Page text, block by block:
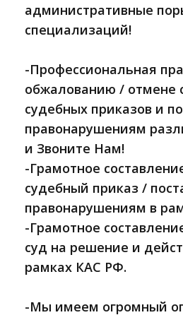
административные
специализаций!
-Профессиональная
обжалованию / отмене
судебных приказов и
правонарушениям
и Звоните Нам!
-Грамотное
судебный приказ /
правонарушениям в
-Грамотное
суд на решение и
рамках КАС РФ.
-Мы имеем огромный